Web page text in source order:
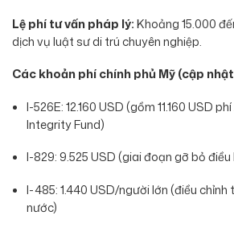
Lệ phí tư vấn pháp lý:Khoảng 15.000
dịch vụ luật sư di trú chuyên nghiệp.
Các khoản phí chính phủ Mỹ (cập
I-526E: 12.160 USD (gồm 11.160 USD
Integrity Fund)
I-829: 9.525 USD (giai đoạn gỡ bỏ
I-485: 1.440 USD/người lớn (điều
nước)